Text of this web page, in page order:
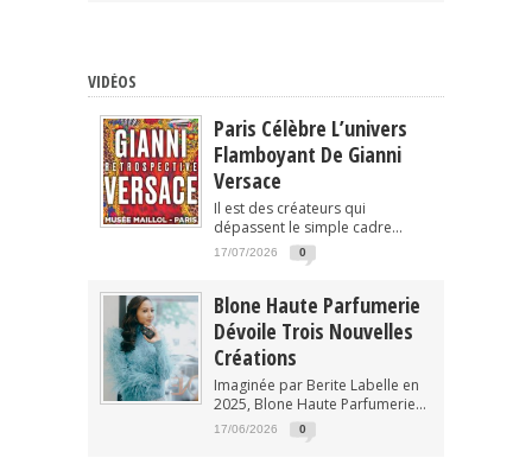
VIDÉOS
Paris Célèbre L’univers
Flamboyant De Gianni
Versace
Il est des créateurs qui
dépassent le simple cadre...
17/07/2026 0
Blone Haute Parfumerie
Dévoile Trois Nouvelles
Créations
Imaginée par Berite Labelle en
2025, Blone Haute Parfumerie...
17/06/2026 0